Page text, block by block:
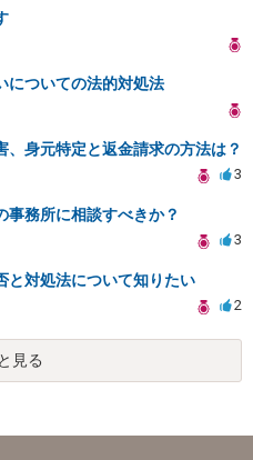
についての法的対処法
、身元特定と返金請求の方法は？
3
事務所に相談すべきか？
3
と対処法について知りたい
2
見る